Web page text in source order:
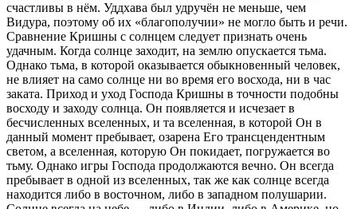
счастливы в нём. Уддхава был удручён не меньше, чем
Видура, поэтому об их «благополучии» не могло быть и речи.
Сравнение Кришны с солнцем следует признать очень
удачным. Когда солнце заходит, на землю опускается тьма.
Однако тьма, в которой оказывается обыкновенный человек,
не влияет на само солнце ни во время его восхода, ни в час
заката. Приход и уход Господа Кришны в точности подобны
восходу и заходу солнца. Он появляется и исчезает в
бесчисленных вселенных, и та вселенная, в которой Он в
данный момент пребывает, озарена Его трансцендентным
светом, а вселенная, которую Он покидает, погружается во
тьму. Однако игры Господа продолжаются вечно. Он всегда
пребывает в одной из вселенных, так же как солнце всегда
находится либо в восточном, либо в западном полушарии.